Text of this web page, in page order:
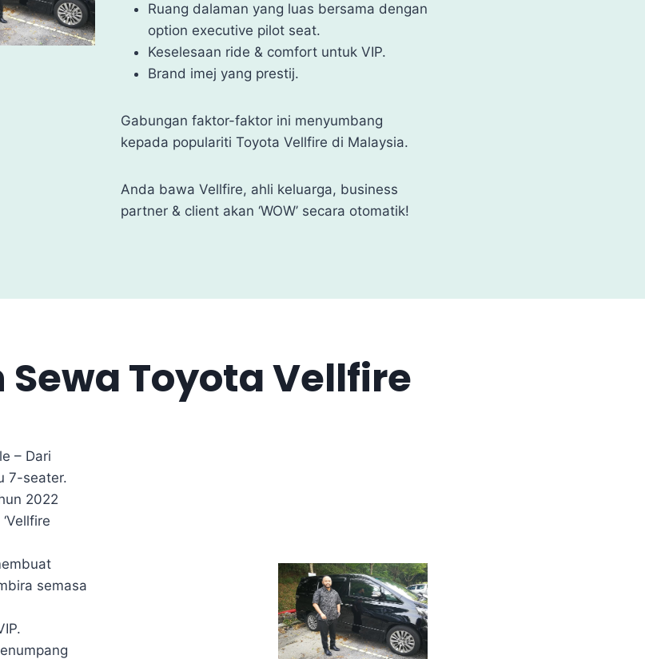
Ruang dalaman yang luas bersama dengan
option executive pilot seat.
Keselesaan ride & comfort untuk VIP.
Brand imej yang prestij.
Gabungan faktor-faktor ini menyumbang
kepada populariti Toyota Vellfire di Malaysia.
Anda bawa Vellfire, ahli keluarga, business
partner & client akan ‘WOW’ secara otomatik!
Toyota Vellfire
– Dari
7-seater.
2022
semasa